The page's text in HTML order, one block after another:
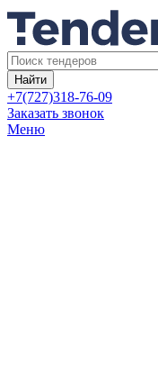
Найти
+7(727)318-76-09
Заказать звонок
Меню